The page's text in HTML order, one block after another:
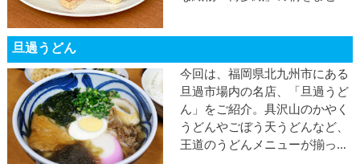
旦過うどん
今回は、福岡県北九州市にある
旦過市場内の名店、「旦過うど
ん」をご紹介。具沢山のかやく
うどんやごぼう天うどんなど、
王道のうどんメニューが揃って